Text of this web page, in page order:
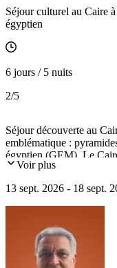
Séjour culturel au Caire
égyptien
6 jours / 5 nuits
2/5
Séjour découverte au
emblématique :
égyptien (GEM), Le
Voir plus
13 sept. 2026 - 18 sept.